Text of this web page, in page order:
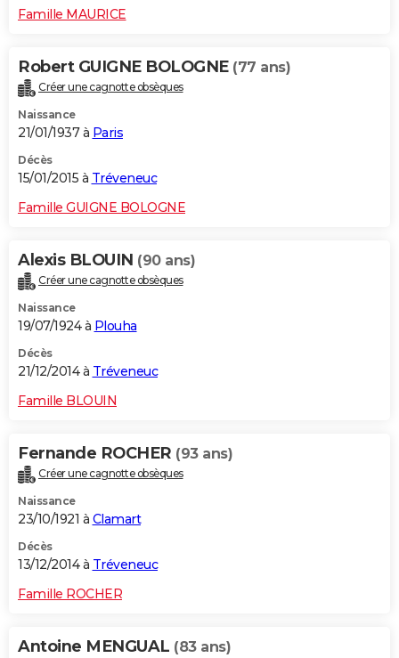
Famille MAURICE
Robert GUIGNE BOLOGNE (77 ans)
Créer une cagnotte obsèques
Naissance
21/01/1937 à Paris
Décès
15/01/2015 à Tréveneuc
Famille GUIGNE BOLOGNE
Alexis BLOUIN (90 ans)
Créer une cagnotte obsèques
Naissance
19/07/1924 à Plouha
Décès
21/12/2014 à Tréveneuc
Famille BLOUIN
Fernande ROCHER (93 ans)
Créer une cagnotte obsèques
Naissance
23/10/1921 à Clamart
Décès
13/12/2014 à Tréveneuc
Famille ROCHER
Antoine MENGUAL (83 ans)